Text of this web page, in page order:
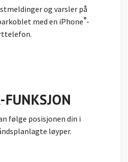
og varsler på
med en iPhone®-
FUNKSJON
følge posisjonen din i
løyper.